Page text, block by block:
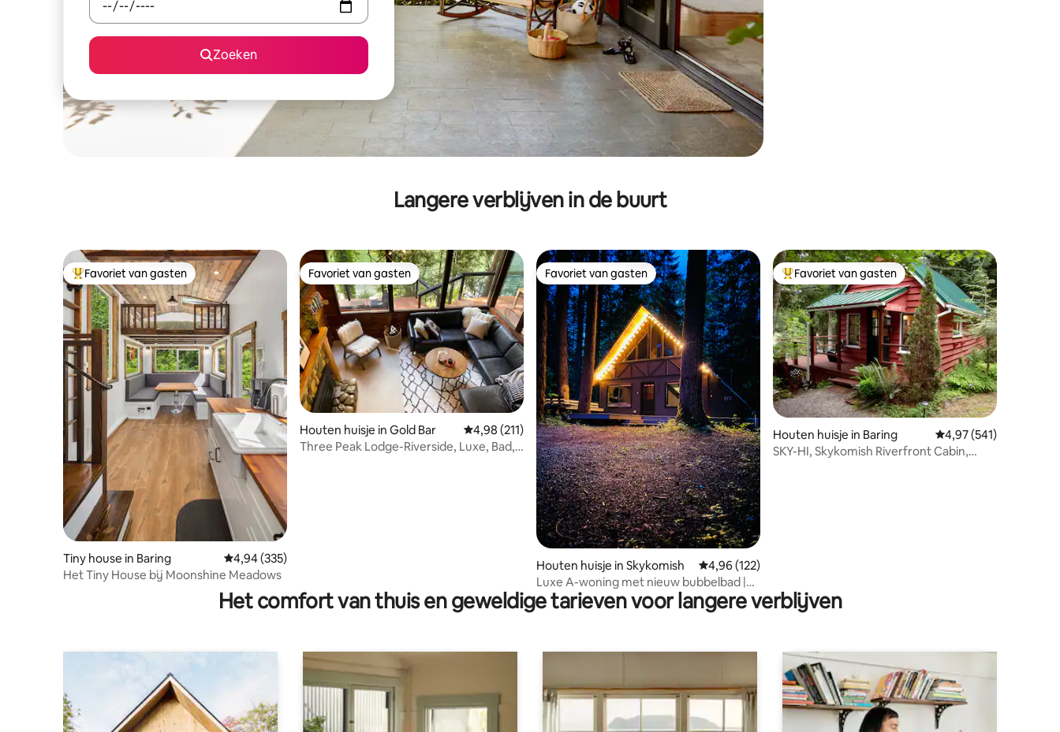
Zoeken
Langere verblijven in de buurt
Topfavoriet van gasten
Favoriet van gasten
Tiny house in Baring Gemiddelde beoordeling van 4,94 op 5, 335 recensies
4,94 (335)
Het Tiny House bij Moonshine Meadows
Favoriet van gasten
Favoriet van gasten
Houten huisje in Gold Bar Gemiddelde beoordeling van 4,98 op 5, 211 recensies
4,98 (211)
Three Peak Lodge-Riverside, Luxe, Bad,
Favoriet van gasten
Favoriet van gasten
Houten huisje in Skykomish Gemiddelde beoordeling van 4,96 op 5, 122 recensies
4,96 (122)
Luxe A-woning met nieuw bubbelbad |
Misty Mtn Haus
Topfavoriet van gasten
Favoriet van gasten
Houten huisje in Baring Gemiddelde
4,97 (541)
SKY-HI, Skykomish Riverfront Cabin,
Het comfort van thuis en geweldige tarieven voor langere verblijven